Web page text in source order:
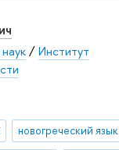
/Институт
новогреческий язык